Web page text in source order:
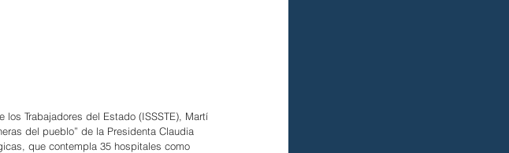
Trabajadores del Estado (ISSSTE), Martí
del pueblo” de la Presidenta Claudia
que contempla 35 hospitales como